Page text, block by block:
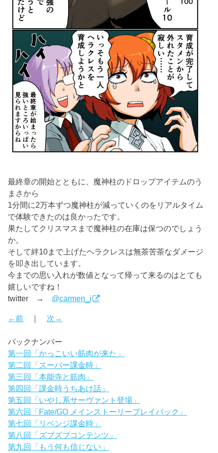
最終章の開始とともに、魔神柱のドロップアイテムのう
まさから
1分間に2万本ずつ魔神柱が減っていくのをリアルタイム
で体験できたのは良かったです。
果たしてクリスマスまで魔神柱の在庫は保つのでしょう
か。
そして絆10まで上げたヘラクレスは無茶苦茶なダメージ
を叩き出しています。
今までの思い入れが数値となって帰って来るのはとても
嬉しいですね！
twitter → @carmen_i
←前 ｜ 次→
バックナンバー
第一回「かっこいい筋肉が来た」
第二回「スーパー課金時」
第三回「本能寺と筋肉」
第四回「課金時うちあけ話」
第五回「いやし系サーヴァント登場」
第六回「Fate/GO メインストーリープレイバック」
第七回「リベンジ課金時」
第八回「ズブズブコンテンツ」
第九回「もう何も信じない」